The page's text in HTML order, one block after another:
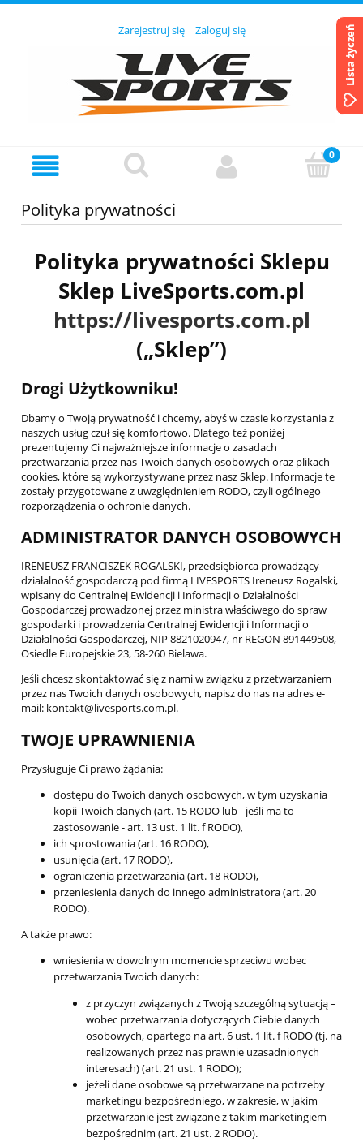
Zarejestruj się Zaloguj się
Polityka prywatności
Polityka prywatności Sklepu
Sklep LiveSports.com.pl
https://livesports.com.pl
(„Sklep”)
Drogi Użytkowniku!
Dbamy o Twoją prywatność i chcemy, abyś w czasie korzystania z
naszych usług czuł się komfortowo. Dlatego też poniżej
prezentujemy Ci najważniejsze informacje o zasadach
przetwarzania przez nas Twoich danych osobowych oraz plikach
cookies, które są wykorzystywane przez nasz Sklep. Informacje te
zostały przygotowane z uwzględnieniem RODO, czyli ogólnego
rozporządzenia o ochronie danych.
ADMINISTRATOR DANYCH OSOBOWYCH
IRENEUSZ FRANCISZEK ROGALSKI, przedsiębiorca prowadzący
działalność gospodarczą pod firmą LIVESPORTS Ireneusz Rogalski,
wpisany do Centralnej Ewidencji i Informacji o Działalności
Gospodarczej prowadzonej przez ministra właściwego do spraw
gospodarki i prowadzenia Centralnej Ewidencji i Informacji o
Działalności Gospodarczej, NIP 8821020947, nr REGON 891449508,
Osiedle Europejskie 23, 58-260 Bielawa.
Jeśli chcesz skontaktować się z nami w związku z przetwarzaniem
przez nas Twoich danych osobowych, napisz do nas na adres e-
mail: kontakt@livesports.com.pl.
TWOJE UPRAWNIENIA
Przysługuje Ci prawo żądania:
dostępu do Twoich danych osobowych, w tym uzyskania
kopii Twoich danych (art. 15 RODO lub - jeśli ma to
zastosowanie - art. 13 ust. 1 lit. f RODO),
ich sprostowania (art. 16 RODO),
usunięcia (art. 17 RODO),
ograniczenia przetwarzania (art. 18 RODO),
przeniesienia danych do innego administratora (art. 20
RODO).
A także prawo:
wniesienia w dowolnym momencie sprzeciwu wobec
przetwarzania Twoich danych:
z przyczyn związanych z Twoją szczególną sytuacją –
wobec przetwarzania dotyczących Ciebie danych
osobowych, opartego na art. 6 ust. 1 lit. f RODO (tj. na
realizowanych przez nas prawnie uzasadnionych
interesach) (art. 21 ust. 1 RODO);
jeżeli dane osobowe są przetwarzane na potrzeby
marketingu bezpośredniego, w zakresie, w jakim
przetwarzanie jest związane z takim marketingiem
bezpośrednim (art. 21 ust. 2 RODO).
Lista życzeń